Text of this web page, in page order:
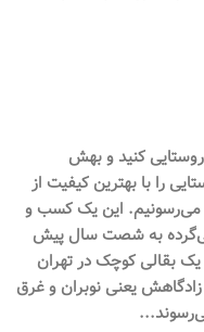
کنید و بهش
را با بهترین کیفیت از
می‌رسونیم. این یک کسب و
به شصت سال پیش
بقالی کوچک در تهران
یعنی نوبران و غرق